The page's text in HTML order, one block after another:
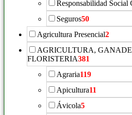
Responsabilidad Social
Seguros50
Agricultura Presencial2
AGRICULTURA,
FLORISTERIA381
Agraria119
Apicultura11
Ávicola5